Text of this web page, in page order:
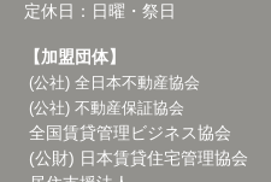
定休日： 日曜・祭日
【加盟団体】
(公社) 全日本不動産協会
(公社) 不動産保証協会
全国賃貸管理ビジネス協会
(公財) 日本賃貸住宅管理協会